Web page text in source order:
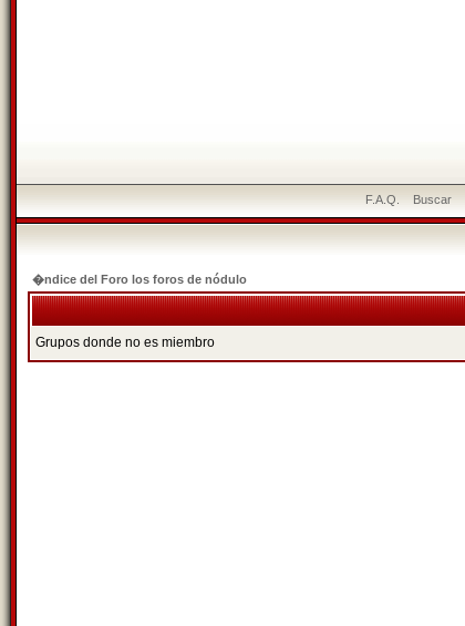
F.A.Q. Buscar
�ndice del Foro los foros de nódulo
Grupos donde no es miembro